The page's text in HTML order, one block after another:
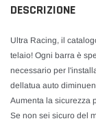
DESCRIZIONE
Ultra Racing, il
telaio! Ogni barra è
necessario per
dellatua auto
Aumenta la sicurezza
Se non sei sicuro del